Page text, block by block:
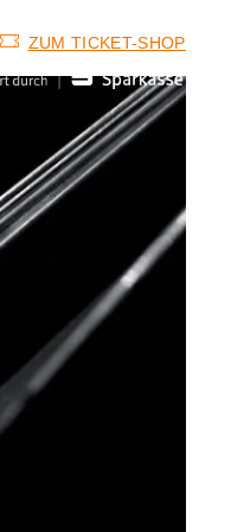
ZUM TICKET-SHOP